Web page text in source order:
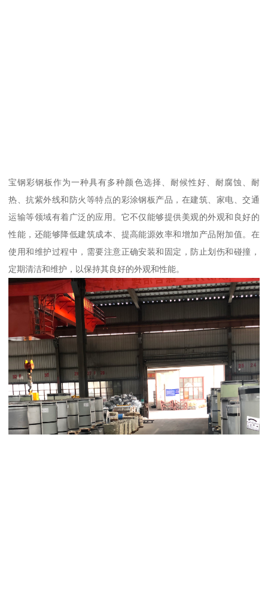
宝钢彩钢板作为一种具有多种颜色选择、耐候性好、耐腐蚀、耐
热、抗紫外线和防火等特点的彩涂钢板产品，在建筑、家电、交通
运输等领域有着广泛的应用。它不仅能够提供美观的外观和良好的
性能，还能够降低建筑成本、提高能源效率和增加产品附加值。在
使用和维护过程中，需要注意正确安装和固定，防止划伤和碰撞，
定期清洁和维护，以保持其良好的外观和性能。